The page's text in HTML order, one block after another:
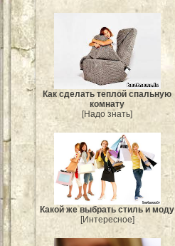
Как сделать теплой спальную
комнату
[Надо знать]
Какой же выбрать стиль и моду
[Интересное]